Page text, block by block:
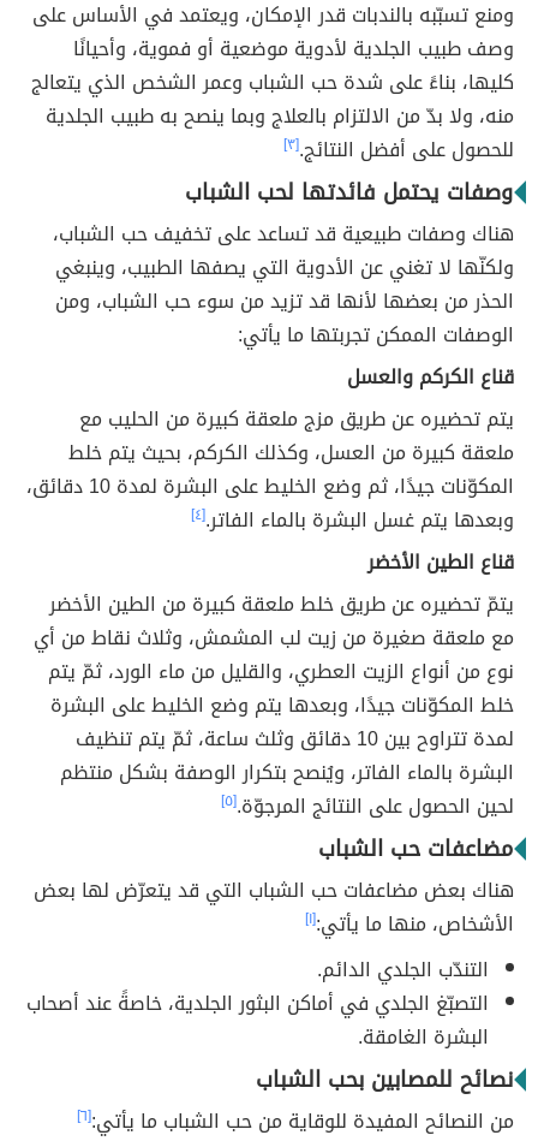
ومنع تسبّبه بالندبات قدر الإمكان، ويعتمد في الأساس على
وصف طبيب الجلدية لأدوية موضعية أو فموية، وأحيانًا
كليها، بناءً على شدة حب الشباب وعمر الشخص الذي يتعالج
منه، ولا بدّ من الالتزام بالعلاج وبما ينصح به طبيب الجلدية
للحصول على أفضل النتائج.[٣]
وصفات يحتمل فائدتها لحب الشباب
هناك وصفات طبيعية قد تساعد على تخفيف حب الشباب،
ولكنّها لا تغني عن الأدوية التي يصفها الطبيب، وينبغي
الحذر من بعضها لأنها قد تزيد من سوء حب الشباب، ومن
الوصفات الممكن تجربتها ما يأتي:
قناع الكركم والعسل
يتم تحضيره عن طريق مزج ملعقة كبيرة من الحليب مع
ملعقة كبيرة من العسل، وكذلك الكركم، بحيث يتم خلط
المكوّنات جيدًا، ثم وضع الخليط على البشرة لمدة 10 دقائق،
وبعدها يتم غسل البشرة بالماء الفاتر.[٤]
قناع الطين الأخضر
يتمّ تحضيره عن طريق خلط ملعقة كبيرة من الطين الأخضر
مع ملعقة صغيرة من زيت لب المشمش، وثلاث نقاط من أي
نوع من أنواع الزيت العطري، والقليل من ماء الورد، ثمّ يتم
خلط المكوّنات جيدًا، وبعدها يتم وضع الخليط على البشرة
لمدة تتراوح بين 10 دقائق وثلث ساعة، ثمّ يتم تنظيف
البشرة بالماء الفاتر، ويُنصح بتكرار الوصفة بشكل منتظم
لحين الحصول على النتائج المرجوّة.[٥]
مضاعفات حب الشباب
هناك بعض مضاعفات حب الشباب التي قد يتعرّض لها بعض
الأشخاص، منها ما يأتي:[١]
التندّب الجلدي الدائم.
التصبّغ الجلدي في أماكن البثور الجلدية، خاصةً عند أصحاب
البشرة الغامقة.
نصائح للمصابين بحب الشباب
من النصائح المفيدة للوقاية من حب الشباب ما يأتي:[٦]